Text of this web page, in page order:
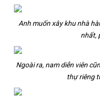
Anh muốn xây khu nhà
nhất,
Ngoài ra, nam diễn viên
thự riêng